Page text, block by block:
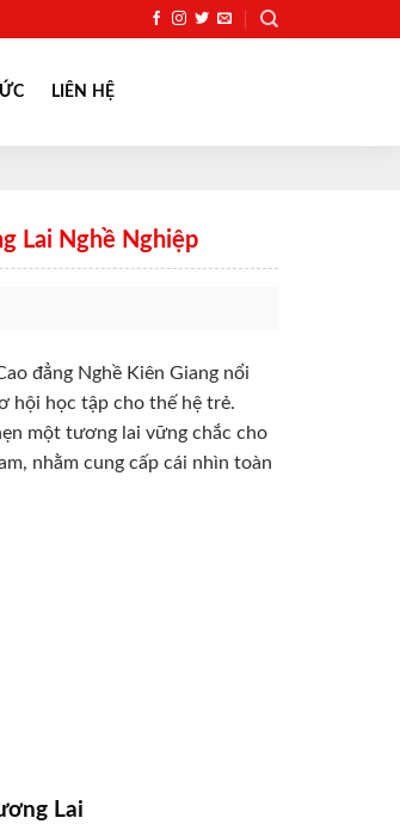
LIÊN HỆ
Lai Nghề Nghiệp
đẳng Nghề Kiên Giang nổi
hội học tập cho thế hệ trẻ.
một tương lai vững chắc cho
nhằm cung cấp cái nhìn toàn
Lai